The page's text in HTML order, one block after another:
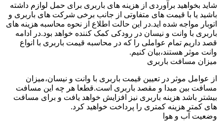
شاید بخواهید برآوردی از هزینه های باربری برای حمل لوازم داشته
باشید یا با قیمت های متفاوتی از جانب برخی شرکت های باربری و
اتوبار مواجه شده اید.در این حالت اطلاع از نحوه محاسبه هزینه های
باربری با وانت و نیسان در رودکی کمک کننده خواهد بود.در ادامه
قصد داریم تمام عواملی را که در محاسبه قیمت باربری با انواع
وانت موثر هستند،بیان کنیم.
میزان مسافت باربری
از عوامل موثر در تعیین قیمت باربری با وانت و نیسان،میزان
مسافت بین مبدا و مقصد باربری است.قطعا هر چه این مسافت
بیشتر باشد هزینه باربری نیز افزایش خواهد یافت و برای مسافت
های کمتر هزینه کمتری را پرداخت خواهید کرد.
وضعیت آب و هوا